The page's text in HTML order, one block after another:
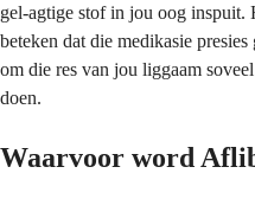
gel-agtige stof in jou oog inspuit.
beteken dat die medikasie
om die res van jou liggaam
doen.
Waarvoor word